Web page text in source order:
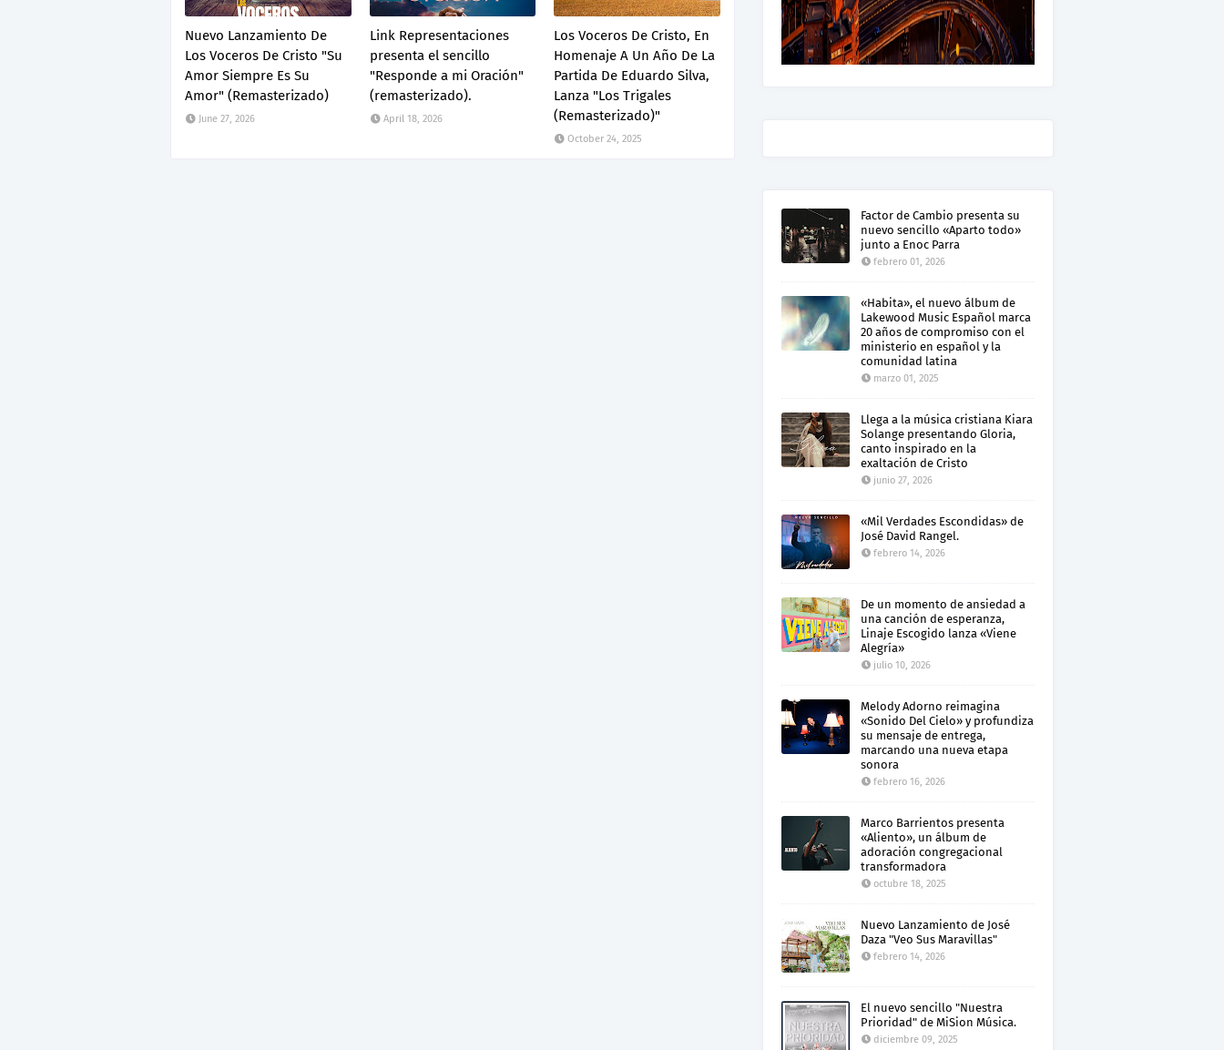
Nuevo Lanzamiento De
Los Voceros De Cristo "Su
Amor Siempre Es Su
Amor" (Remasterizado)
June 27, 2026
Link Representaciones
presenta el sencillo
"Responde a mi Oración"
(remasterizado).
April 18, 2026
Los Voceros De Cristo, En
Homenaje A Un Año De La
Partida De Eduardo Silva,
Lanza "Los Trigales
(Remasterizado)"
October 24, 2025
Factor de Cambio presenta su
nuevo sencillo «Aparto todo»
junto a Enoc Parra
febrero 01, 2026
«Habita», el nuevo álbum de
Lakewood Music Español marca
20 años de compromiso con el
ministerio en español y la
comunidad latina
marzo 01, 2025
Llega a la música cristiana Kiara
Solange presentando Gloria,
canto inspirado en la
exaltación de Cristo
junio 27, 2026
«Mil Verdades Escondidas» de
José David Rangel.
febrero 14, 2026
De un momento de ansiedad a
una canción de esperanza,
Linaje Escogido lanza «Viene
Alegría»
julio 10, 2026
Melody Adorno reimagina
«Sonido Del Cielo» y profundiza
su mensaje de entrega,
marcando una nueva etapa
sonora
febrero 16, 2026
Marco Barrientos presenta
«Aliento», un álbum de
adoración congregacional
transformadora
octubre 18, 2025
Nuevo Lanzamiento de José
Daza "Veo Sus Maravillas"
febrero 14, 2026
El nuevo sencillo "Nuestra
Prioridad" de MiSion Música.
diciembre 09, 2025